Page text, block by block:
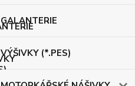
GALANTERIE
VÝŠIVKY (*.PES)